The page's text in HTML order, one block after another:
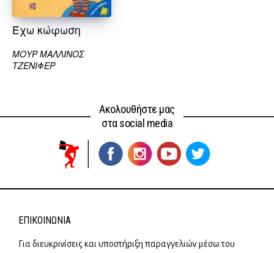
Έχω κώφωση
ΜΟΥΡ ΜΑΛΛΙΝΟΣ
ΤΖΕΝΙΦΕΡ
Ακολουθήστε μας
στα social media
ΕΠΙΚΟΙΝΩΝΊΑ
Για διευκρινίσεις και υποστήριξη παραγγελιών μέσω του